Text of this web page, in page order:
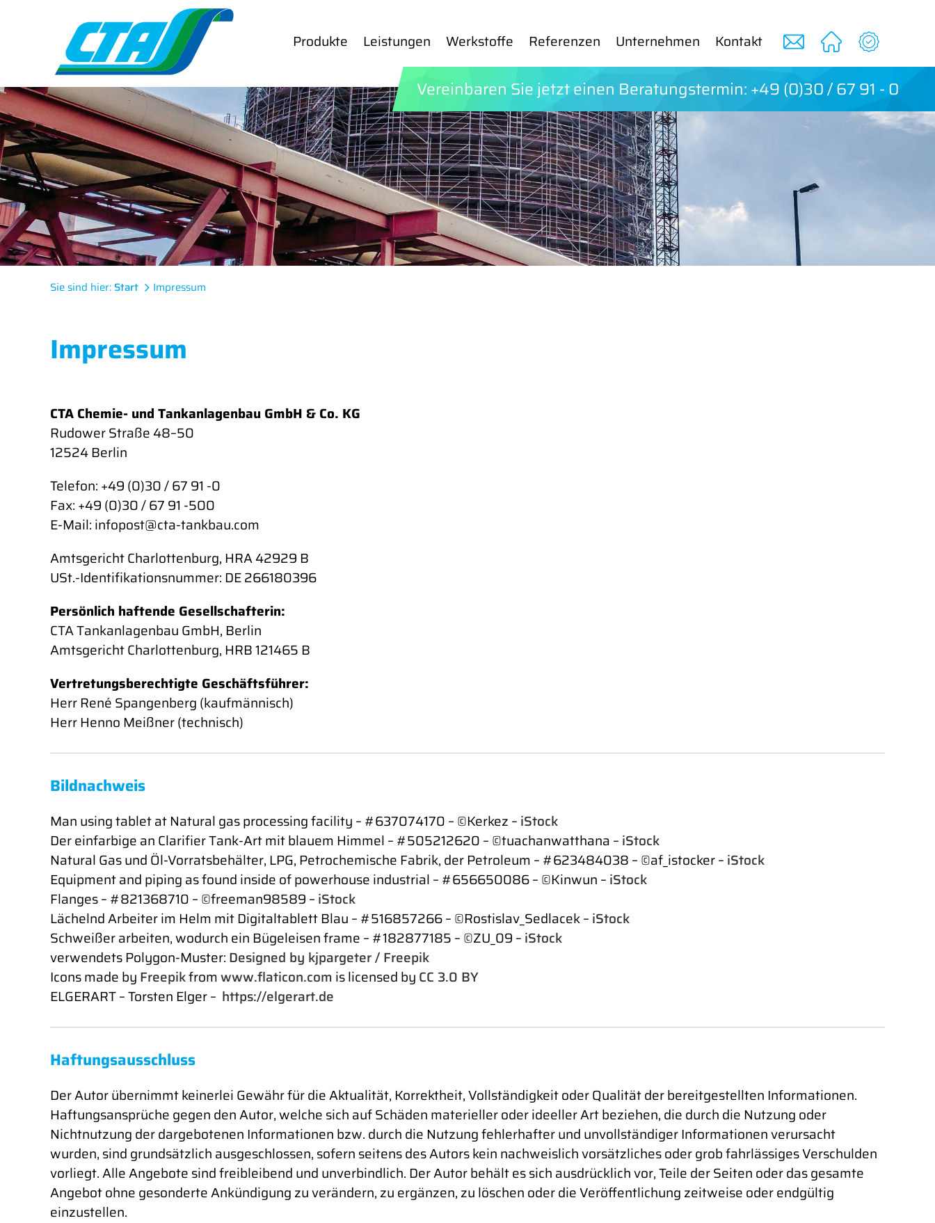
Produkte Leis­tun­gen Werkstoffe Ref­er­en­zen Un­terneh­men Kon­takt
Ver­ein­baren Sie jetzt einen Be­r­a­tung­ster­min: +49 (0)30 / 67 91 - 0
Sie sind hier: Start Impressum
Impressum
CTA Chemie- und Tankanlagenbau GmbH & Co. KG
Rudower Straße 48–50
12524 Berlin
Telefon: +49 (0)30 / 67 91 -0
Fax: +49 (0)30 / 67 91 -500
E-Mail: infopost@cta-tankbau.com
Amtsgericht Charlottenburg, HRA 42929 B
USt.-Identifikationsnummer: DE 266180396
Persönlich haftende Gesellschafterin:
CTA Tankanlagenbau GmbH, Berlin
Amtsgericht Charlottenburg, HRB 121465 B
Vertretungsberechtigte Geschäftsführer:
Herr René Spangenberg (kaufmännisch)
Herr Henno Meißner (technisch)
Bildnachweis
Man using tablet at Natural gas processing facility – #637074170 – ©Kerkez – iStock
Der einfarbige an Clarifier Tank-Art mit blauem Himmel – #505212620 – ©tuachanwatthana – iStock
Natural Gas und Öl-Vorratsbehälter, LPG, Petrochemische Fabrik, der Petroleum – #623484038 – ©af_istocker – iStock
Equipment and piping as found inside of powerhouse industrial – #656650086 – ©Kinwun – iStock
Flanges – #821368710 – ©freeman98589 – iStock
Lächelnd Arbeiter im Helm mit Digitaltablett Blau – #516857266 – ©Rostislav_Sedlacek – iStock
Schweißer arbeiten, wodurch ein Bügeleisen frame – #182877185 – ©ZU_09 – iStock
verwendets Polygon-Muster: Designed by kjpargeter / Freepik
Icons made by Freepikfromwww.flaticon.com is licensed by CC 3.0 BY
ELGERART – Torsten Elger – https://elgerart.de
Haftungsausschluss
Der Autor übernimmt keinerlei Gewähr für die Aktualität, Korrektheit, Vollständigkeit oder Qualität der bereitgestellten Informationen.
Haftungsansprüche gegen den Autor, welche sich auf Schäden materieller oder ideeller Art beziehen, die durch die Nutzung oder
Nichtnutzung der dargebotenen Informationen bzw. durch die Nutzung fehlerhafter und unvollständiger Informationen verursacht
wurden, sind grundsätzlich ausgeschlossen, sofern seitens des Autors kein nachweislich vorsätzliches oder grob fahrlässiges Verschulden
vorliegt. Alle Angebote sind freibleibend und unverbindlich. Der Autor behält es sich ausdrücklich vor, Teile der Seiten oder das gesamte
Angebot ohne gesonderte Ankündigung zu verändern, zu ergänzen, zu löschen oder die Veröffentlichung zeitweise oder endgültig
einzustellen.